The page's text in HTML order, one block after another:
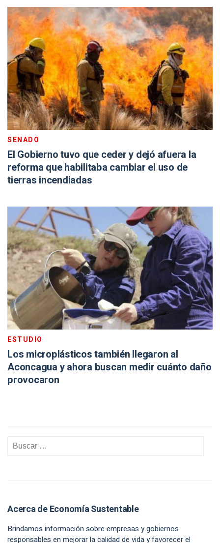
SENADO
El Gobierno tuvo que ceder y dejó afuera la
reforma que habilitaba cambiar el uso de
tierras incendiadas
ESTUDIO
Los microplásticos también llegaron al
Aconcagua y ahora buscan medir cuánto daño
provocaron
Acerca de Economía Sustentable
Brindamos información sobre empresas y gobiernos
responsables en mejorar la calidad de vida y favorecer el